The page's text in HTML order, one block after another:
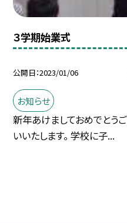
３学期始業式
公開日 2023/01/06
お知らせ
新年あけましておめでとう
いいたします。 学校に子...